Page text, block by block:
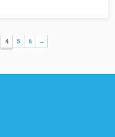
4 5 6 →